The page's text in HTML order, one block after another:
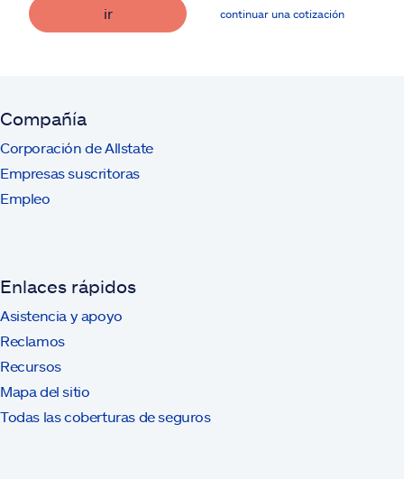
ir continuar una cotización
Compañía
Corporación de Allstate
Empresas suscritoras
Empleo
Enlaces rápidos
Asistencia y apoyo
Reclamos
Recursos
Mapa del sitio
Todas las coberturas de seguros